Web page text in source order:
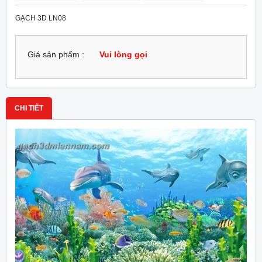
GẠCH 3D LN08
Giá sản phẩm : Vui lòng gọi
CHI TIẾT